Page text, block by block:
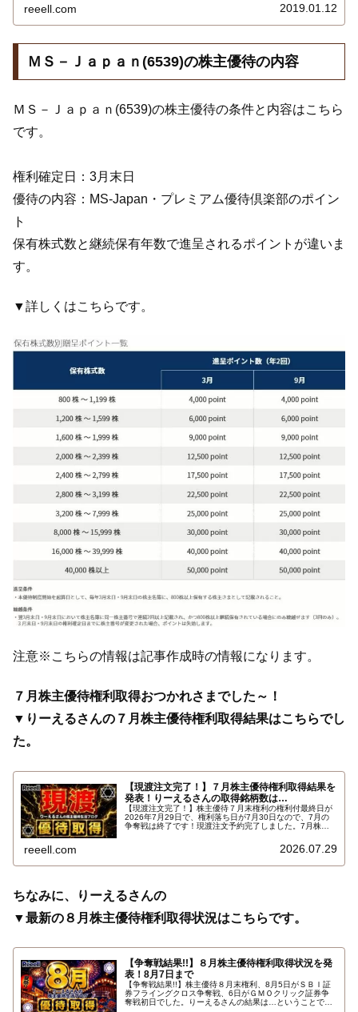
reeell.com 2019.01.12
ＭＳ－Ｊａｐａｎ(6539)の株主優待の内容
ＭＳ－Ｊａｐａｎ(6539)の株主優待の条件と内容はこちら
です。
権利確定日：3月末日
優待の内容：MS-Japan・プレミアム優待倶楽部のポイン
ト
保有株式数と継続保有年数で進呈されるポイントが違いま
す。
▼詳しくはこちらです。
注意※こちらの情報は記事作成時の情報になります。
７月株主優待権利取得おつかれさまでした～！
▼りーえるさんの７月株主優待権利取得結果はこちらでし
た。
【現渡注文完了！】７月株主優待権利取得結果を
発表！りーえるさんの取得銘柄数は…
【現渡注文完了！】株主優待７月末権利の権利付最終日が
2026年7月29日で、権利落ち日が7月30日なので、7月の
争奪戦は終了です！現渡注文予約完了しました。7月株主
reeell.com 2026.07.29
ちなみに、りーえるさんの
▼最新の８月株主優待権利取得状況はこちらです。
【争奪戦結果!!】８月株主優待権利取得状況を発
表！8月7日まで
【争奪戦結果!!】株主優待８月末権利、8月5日がＳＢＩ証
券フライングクロス争奪戦、6日がＧＭＯクリック証券争
奪戦初日でした。りーえるさんの結果は…ということで、